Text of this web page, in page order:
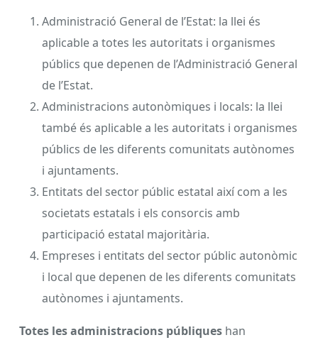
Administració General de l’Estat: la llei és
aplicable a totes les autoritats i organismes
públics que depenen de l’Administració General
de l’Estat.
Administracions autonòmiques i locals: la llei
també és aplicable a les autoritats i organismes
públics de les diferents comunitats autònomes
i ajuntaments.
Entitats del sector públic estatal així com a les
societats estatals i els consorcis amb
participació estatal majoritària.
Empreses i entitats del sector públic autonòmic
i local que depenen de les diferents comunitats
autònomes i ajuntaments.
Totes les administracions públiques han